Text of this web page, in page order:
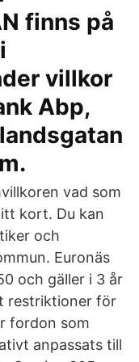
finns på
villkor
Abp,
vad som
kort. Du kan
och
Euronäs
och gäller i 3 år
restriktioner för
fordon som
anpassats till